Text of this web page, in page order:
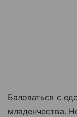
Баловаться с
младенчества.